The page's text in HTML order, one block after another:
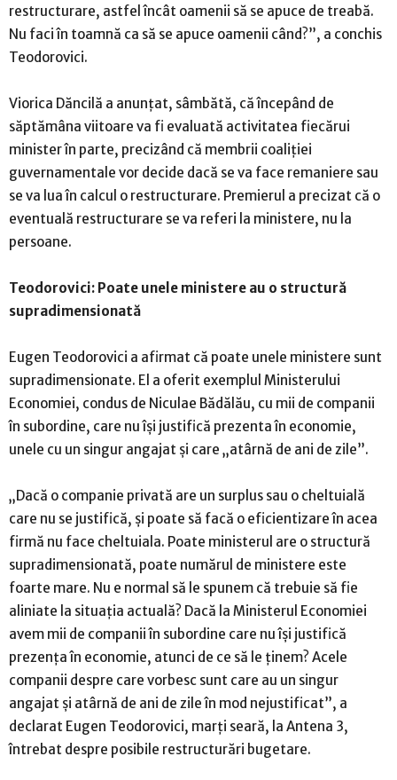
restructurare, astfel încât oamenii să se apuce de treabă.
Nu faci în toamnă ca să se apuce oamenii când?”, a conchis
Teodorovici.
Viorica Dăncilă a anunţat, sâmbătă, că începând de
săptămâna viitoare va fi evaluată activitatea fiecărui
minister în parte, precizând că membrii coaliţiei
guvernamentale vor decide dacă se va face remaniere sau
se va lua în calcul o restructurare. Premierul a precizat că o
eventuală restructurare se va referi la ministere, nu la
persoane.
Teodorovici: Poate unele ministere au o structură
supradimensionată
Eugen Teodorovici a afirmat că poate unele ministere sunt
supradimensionate. El a oferit exemplul Ministerului
Economiei, condus de Niculae Bădălău, cu mii de companii
în subordine, care nu îşi justifică prezenta în economie,
unele cu un singur angajat şi care „atârnă de ani de zile”.
„Dacă o companie privată are un surplus sau o cheltuială
care nu se justifică, şi poate să facă o eficientizare în acea
firmă nu face cheltuiala. Poate ministerul are o structură
supradimensionată, poate numărul de ministere este
foarte mare. Nu e normal să le spunem că trebuie să fie
aliniate la situaţia actuală? Dacă la Ministerul Economiei
avem mii de companii în subordine care nu îşi justifică
prezenţa în economie, atunci de ce să le ţinem? Acele
companii despre care vorbesc sunt care au un singur
angajat şi atârnă de ani de zile în mod nejustificat”, a
declarat Eugen Teodorovici, marţi seară, la Antena 3,
întrebat despre posibile restructurări bugetare.